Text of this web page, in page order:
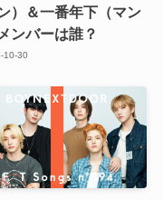
）＆一番年下（マン
ンバーは誰？
10-30